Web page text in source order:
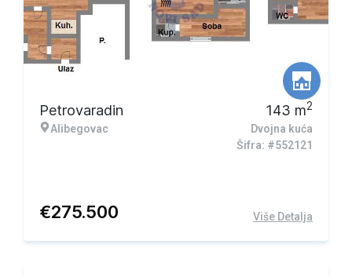
Petrovaradin
Alibegovac
143 m2
Dvojna kuća
Šifra: #552121
€275.500 Više Detalja